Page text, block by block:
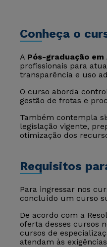
Conheça o
A Pós-graduação
profissionais para
transparência e uso
O curso aborda
gestão de frotas e
Também contempla
legislação vigente,
otimização dos
Requisitos
Para ingressar nos
concluído um curso
De acordo com a
oferta desses cursos
cursos de
atendam às